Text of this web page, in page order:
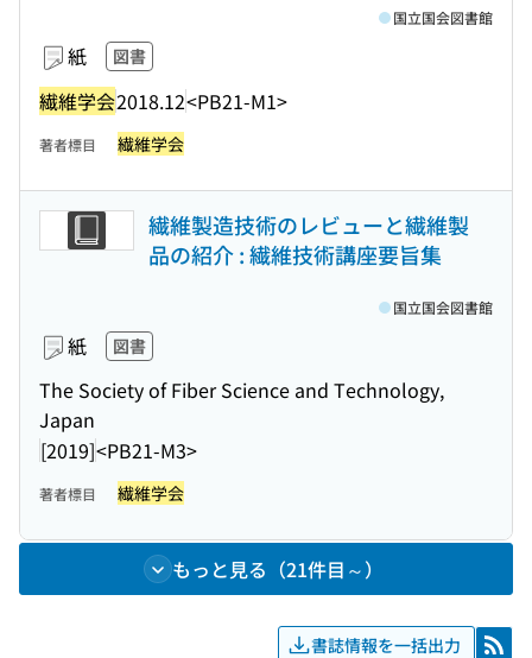
紙 図書
繊維学会2018.12<PB21-M1>
国立国会図書館
著者標目 繊維学会
繊維製造技術のレビューと繊維製
品の紹介 : 繊維技術講座要旨集
紙 図書
The Society of Fiber Science and Technology,
Japan
[2019]<PB21-M3>
国立国会図書館
著者標目 繊維学会
もっと見る（21件目～）
書誌情報を一括出力